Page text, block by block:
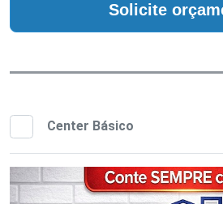
Solicite
Center Básico